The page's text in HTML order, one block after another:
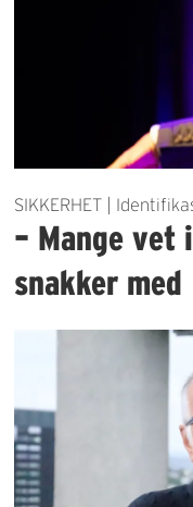
SIKKERHET |
– Mange vet
snakker med